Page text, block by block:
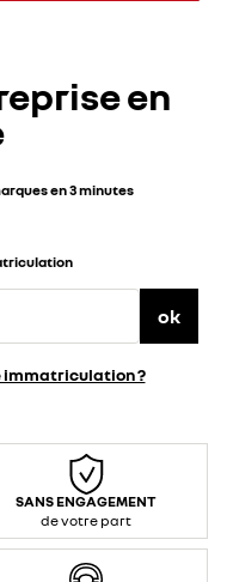
en
en 3 minutes
ok
immatriculation ?
SANS ENGAGEMENT
de votre part